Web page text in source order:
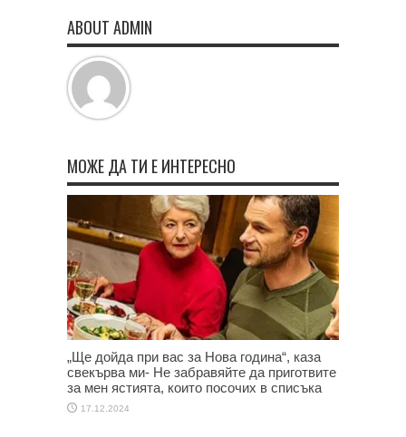
ABOUT ADMIN
МОЖЕ ДА ТИ Е ИНТЕРЕСНО
„Ще дойда при вас за Нова година“, каза
свекърва ми- Не забравяйте да приготвите
за мен ястията, които посочих в списъка
17.12.2024